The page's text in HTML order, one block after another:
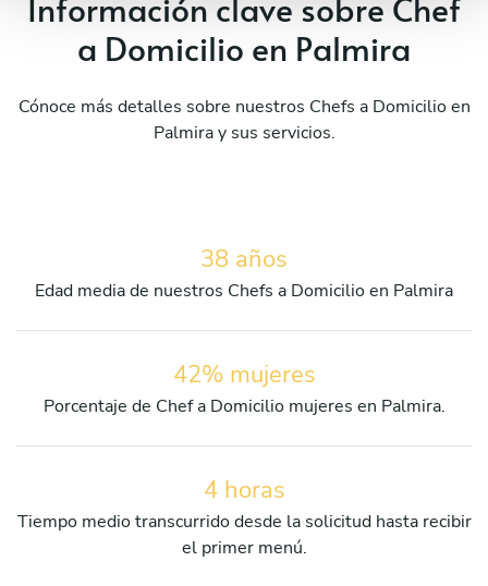
a Domicilio en Palmira
Cónoce más detalles sobre nuestros Chefs a Domicilio en
Palmira y sus servicios.
38 años
Edad media de nuestros Chefs a Domicilio en Palmira
42% mujeres
Porcentaje de Chef a Domicilio mujeres en Palmira.
4 horas
Tiempo medio transcurrido desde la solicitud hasta recibir
el primer menú.